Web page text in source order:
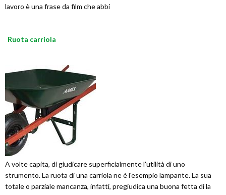
lavoro è una frase da film che abbi
Ruota carriola
A volte capita, di giudicare superficialmente l'utilità di uno
strumento. La ruota di una carriola ne è l'esempio lampante. La sua
totale o parziale mancanza, infatti, pregiudica una buona fetta di la